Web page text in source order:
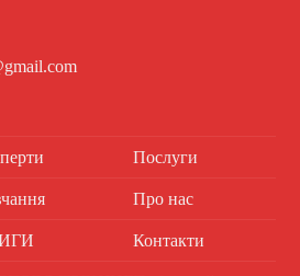
Послуги
Про нас
Контакти